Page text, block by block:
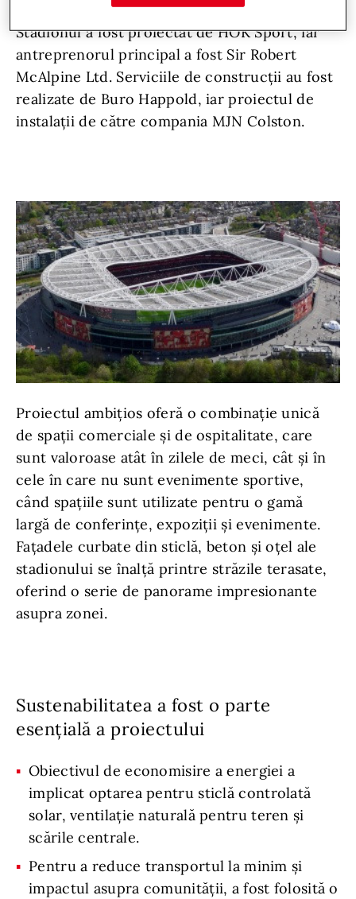
case noi în cartierul londonez Islington.
Stadionul a fost proiectat de HOK Sport, iar
antreprenorul principal a fost Sir Robert
McAlpine Ltd. Serviciile de construcții au fost
realizate de Buro Happold, iar proiectul de
instalații de către compania MJN Colston.
Proiectul ambițios oferă o combinație unică
de spații comerciale și de ospitalitate, care
sunt valoroase atât în zilele de meci, cât și în
cele în care nu sunt evenimente sportive,
când spațiile sunt utilizate pentru o gamă
largă de conferințe, expoziții și evenimente.
Fațadele curbate din sticlă, beton și oțel ale
stadionului se înalță printre străzile terasate,
oferind o serie de panorame impresionante
asupra zonei.
Sustenabilitatea a fost o parte
esențială a proiectului
Obiectivul de economisire a energiei a
implicat optarea pentru sticlă controlată
solar, ventilație naturală pentru teren și
scările centrale.
Pentru a reduce transportul la minim și
impactul asupra comunității, a fost folosită o